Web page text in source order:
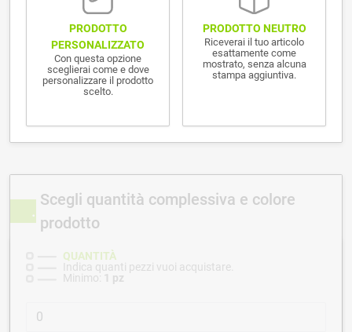
PRODOTTO
PERSONALIZZATO
Con questa opzione
sceglierai come e dove
personalizzare il prodotto
scelto.
PRODOTTO NEUTRO
Riceverai il tuo articolo
esattamente come
mostrato, senza alcuna
stampa aggiuntiva.
Scegli quantità complessiva e colore
prodotto
QUANTITÀ
Indica quanti pezzi vuoi acquistare.
Minimo: 1 pz